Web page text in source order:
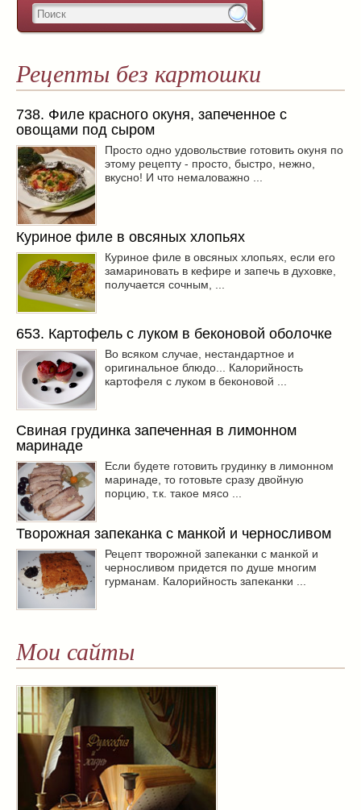
Рецепты без картошки
738. Филе красного окуня, запеченное с
овощами под сыром
Просто одно удовольствие готовить окуня по
этому рецепту - просто, быстро, нежно,
вкусно! И что немаловажно ...
Куриное филе в овсяных хлопьях
Куриное филе в овсяных хлопьях, если его
замариновать в кефире и запечь в духовке,
получается сочным, ...
653. Картофель с луком в беконовой оболочке
Во всяком случае, нестандартное и
оригинальное блюдо... Калорийность
картофеля с луком в беконовой ...
Свиная грудинка запеченная в лимонном
маринаде
Если будете готовить грудинку в лимонном
маринаде, то готовьте сразу двойную
порцию, т.к. такое мясо ...
Творожная запеканка с манкой и черносливом
Рецепт творожной запеканки с манкой и
черносливом придется по душе многим
гурманам. Калорийность запеканки ...
Мои сайты